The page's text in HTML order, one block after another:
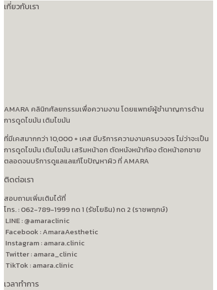
เกี่ยวกับเรา
AMARA คลินิกศัลยกรรมเพื่อความงาม โดยแพทย์ผู้ชำนาญการด้าน
การดูดไขมัน เติมไขมัน
ที่มีเคสมากกว่า 10,000 + เคส มีบริการความงามครบวงจร ไม่ว่าจะเป็น
การดูดไขมัน เติมไขมัน เสริมหน้าอก ตัดหนังหน้าท้อง ตัดหน้าอกชาย
ตลอดจนบริการดูแลแลแก้ไขปัญหาผิว ที่ AMARA
ติดต่อเรา
สอบถามเพิ่มเติมได้ที่
โทร. : 062-789-1999 กด 1 (รัชโยธิน) กด 2 (ราชพฤกษ์)
LINE : @amaraclinic
Facebook : AmaraAesthetic
Instagram : amara.clinic
Twitter : amara_clinic
TikTok : amara.clinic
เวลาทำการ